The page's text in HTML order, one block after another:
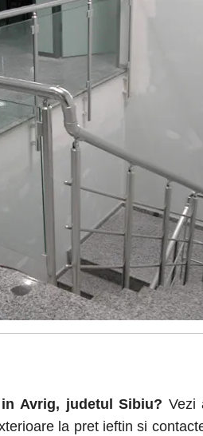
Avrig, judetulSibiu? Vezi
la pret ieftin si